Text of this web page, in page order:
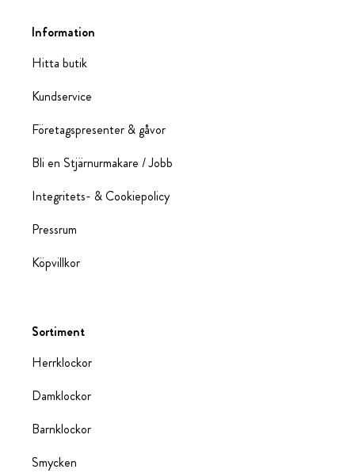
Information
Hitta butik
Kundservice
Företagspresenter & gåvor
Bli en Stjärnurmakare / Jobb
Integritets- & Cookiepolicy
Pressrum
Köpvillkor
Sortiment
Herrklockor
Damklockor
Barnklockor
Smycken